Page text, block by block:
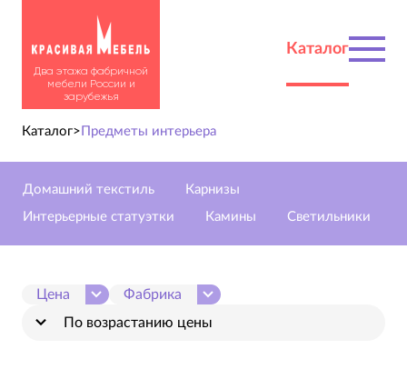
Два этажа фабричной
мебели России и
зарубежья
Каталог
Каталог> Предметы интерьера
Домашний текстиль
Карнизы
Интерьерные статуэтки
Камины Светильники
Цена
Фабрика
По возрастанию цены